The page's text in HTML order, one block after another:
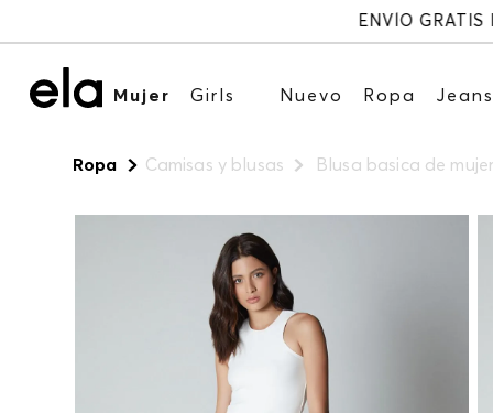
Mujer Girls Nuevo Ropa
Ropa Camisas y blusas Blusa basica de